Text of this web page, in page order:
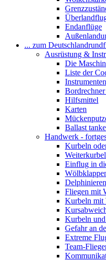
Endanflüge
... zum
Ausrüstung &
Die
Liste der
Hilfsmittel
Karten
Ballast
Handwerk -
Kurbeln
Einflug in
Delphinieren
Fliegen mit
Kurbeln mit
Kurbeln
Gefahr an
Extreme
Team-